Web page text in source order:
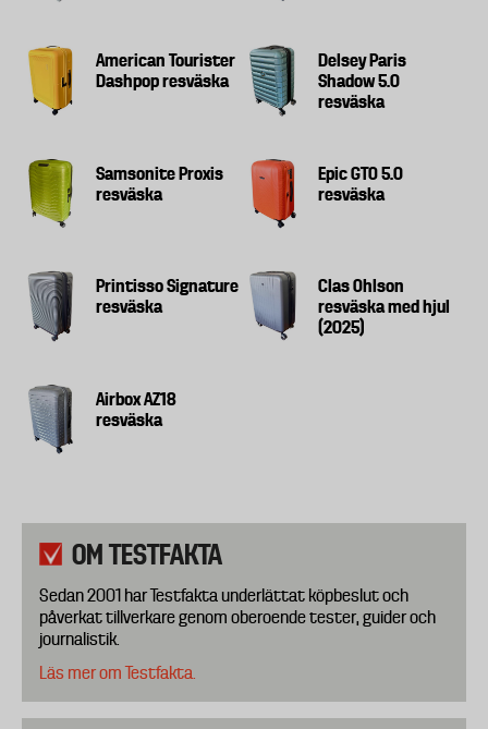
American Tourister
Dashpop resväska
Delsey Paris
Shadow 5.0
resväska
Samsonite Proxis
resväska
Epic GTO 5.0
resväska
Printisso Signature
resväska
Clas Ohlson
resväska med hjul
(2025)
Airbox AZ18
resväska
OM TESTFAKTA
Sedan 2001 har Testfakta underlättat köpbeslut och
påverkat tillverkare genom oberoende tester, guider och
journalistik.
Läs mer om Testfakta.